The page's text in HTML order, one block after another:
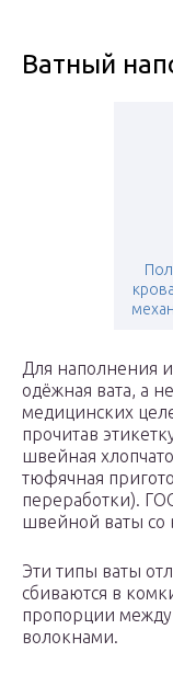
Ватный
Для наполнения
одёжная вата, а
медицинских
прочитав
швейная
тюфячная
переработки).
швейной ваты со
Эти типы ваты
сбиваются в
пропорции
волокнами.